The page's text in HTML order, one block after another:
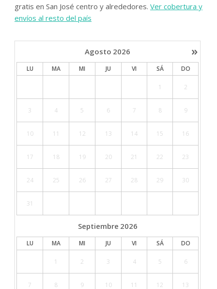
gratis en San José centro y alrededores. Ver cobertura y
envíos al resto del país
»
Agosto 2026
LU MA MI JU VI SÁ DO
1 2
3 4 5 6 7 8 9
10 11 12 13 14 15 16
17 18 19 20 21 22 23
24 25 26 27 28 29 30
31
Septiembre 2026
LU MA MI JU VI SÁ DO
1 2 3 4 5 6
7 8 9 10 11 12 13